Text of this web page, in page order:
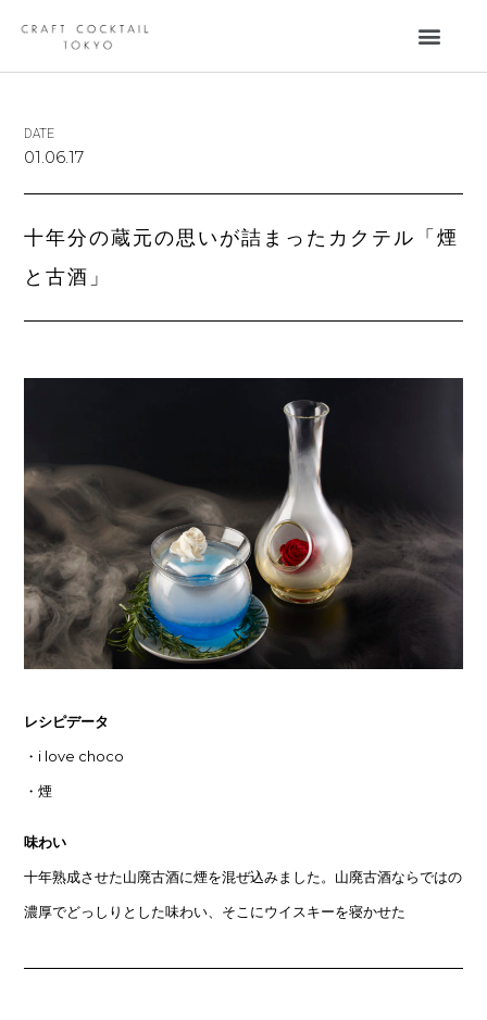
DATE
01.06.17
十年分の蔵元の思いが詰まったカクテル「煙
と古酒」
レシピデータ
・i love choco
・煙
味わい
十年熟成させた山廃古酒に煙を混ぜ込みました。山廃古酒ならではの
濃厚でどっしりとした味わい、そこにウイスキーを寝かせた